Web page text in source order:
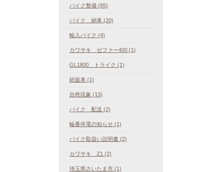
バイク整備 (85)
バイク 納車 (20)
輸入バイク (4)
カワサキ ゼファー400 (1)
GL1800 トライク (1)
絶版車 (1)
自然現象 (13)
バイク 配送 (2)
輪番停電の知らせ (1)
バイク取扱い説明書 (2)
カワサキ Z1 (2)
埼玉県さいたま市 (1)